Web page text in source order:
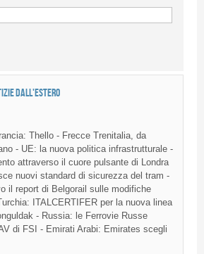
DALL'ESTERO
Thello - Frecce Trenitalia, da
- UE: la nuova politica infrastrutturale -
attraverso il cuore pulsante di Londra
nuovi standard di sicurezza del tram -
il report di Belgorail sulle modifiche
ITALCERTIFER per la nuova linea
- Russia: le Ferrovie Russe
di FSI - Emirati Arabi: Emirates scegli